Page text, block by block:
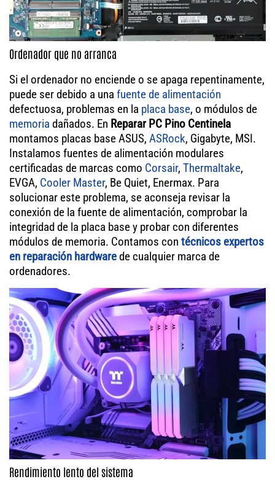
Ordenador que no arranca
Si el ordenador no enciende o se apaga repentinamente,
puede ser debido a una fuente de alimentación
defectuosa, problemas en la placa base, o módulos de
memoria dañados. En Reparar PC Pino Centinela
montamos placas base ASUS, ASRock, Gigabyte, MSI.
Instalamos fuentes de alimentación modulares
certificadas de marcas como Corsair, Thermaltake,
EVGA, Cooler Master, Be Quiet, Enermax. Para
solucionar este problema, se aconseja revisar la
conexión de la fuente de alimentación, comprobar la
integridad de la placa base y probar con diferentes
módulos de memoria. Contamos con técnicos expertos
en reparación hardwarede cualquier marca de
ordenadores.
Rendimiento lento del sistema